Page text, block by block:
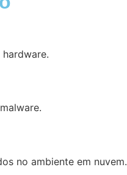
no ambiente em nuvem.